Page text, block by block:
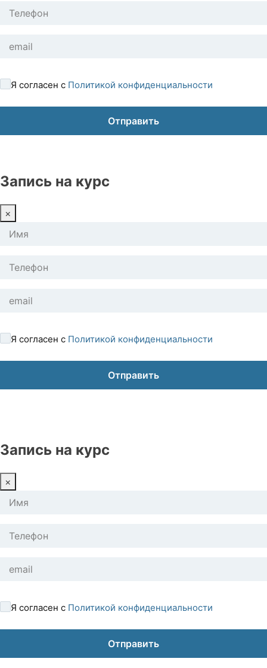
Я согласен с Политикой конфиденциальности
Запись на курс
×
Я согласен с Политикой конфиденциальности
Запись на курс
×
Я согласен с Политикой конфиденциальности